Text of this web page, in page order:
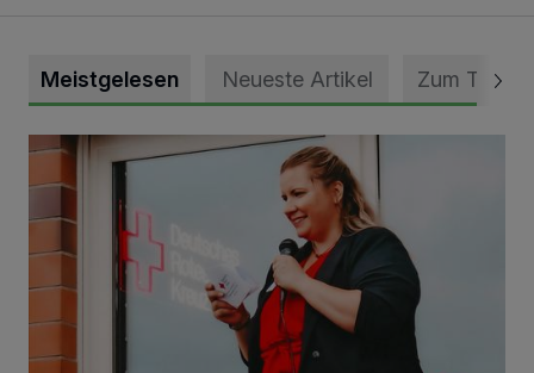
Meistgelesen Neueste Artikel Zum Thema
DRK Grevenbroich feiert Einweihung des neuen Domizils